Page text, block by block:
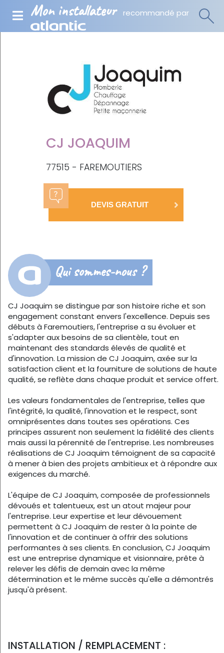
Mon installateur recommandé par
CJ JOAQUIM
77515 - FAREMOUTIERS
DEVIS GRATUIT
Qui sommes-nous ?
CJ Joaquim se distingue par son histoire riche et son
engagement constant envers l'excellence. Depuis ses
débuts à Faremoutiers, l'entreprise a su évoluer et
s'adapter aux besoins de sa clientèle, tout en
maintenant des standards élevés de qualité et
d'innovation. La mission de CJ Joaquim, axée sur la
satisfaction client et la fourniture de solutions de haute
qualité, se reflète dans chaque produit et service offert.
Les valeurs fondamentales de l'entreprise, telles que
l'intégrité, la qualité, l'innovation et le respect, sont
omniprésentes dans toutes ses opérations. Ces
principes assurent non seulement la fidélité des clients
mais aussi la pérennité de l'entreprise. Les nombreuses
réalisations de CJ Joaquim témoignent de sa capacité
à mener à bien des projets ambitieux et à répondre aux
exigences du marché.
L'équipe de CJ Joaquim, composée de professionnels
dévoués et talentueux, est un atout majeur pour
l'entreprise. Leur expertise et leur dévouement
permettent à CJ Joaquim de rester à la pointe de
l'innovation et de continuer à offrir des solutions
performantes à ses clients. En conclusion, CJ Joaquim
est une entreprise dynamique et visionnaire, prête à
relever les défis de demain avec la même
détermination et le même succès qu'elle a démontrés
jusqu'à présent.
INSTALLATION / REMPLACEMENT :